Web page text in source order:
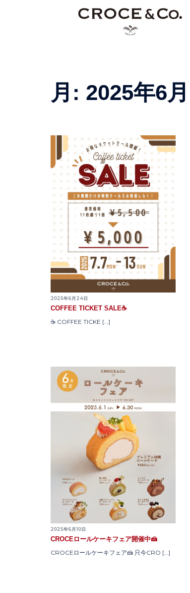
月: 2025年6月
2025年6月24日
COFFEE TICKET SALE☕
☕️ COFFEE TICKE […]
2025年6月10日
CROCEロールケーキフェア開催中🍰
CROCEロールケーキフェア🍰 只今CRO […]